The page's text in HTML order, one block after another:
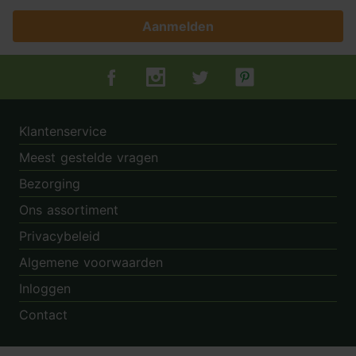
Aanmelden
Tuincentrum.nl op Facebook
Tuincentrum.nl op Instagram
Tuincentrum.nl op Twitter
Tuincentrum.nl op
Klantenservice
Meest gestelde vragen
Bezorging
Ons assortiment
Privacybeleid
Algemene voorwaarden
Inloggen
Contact